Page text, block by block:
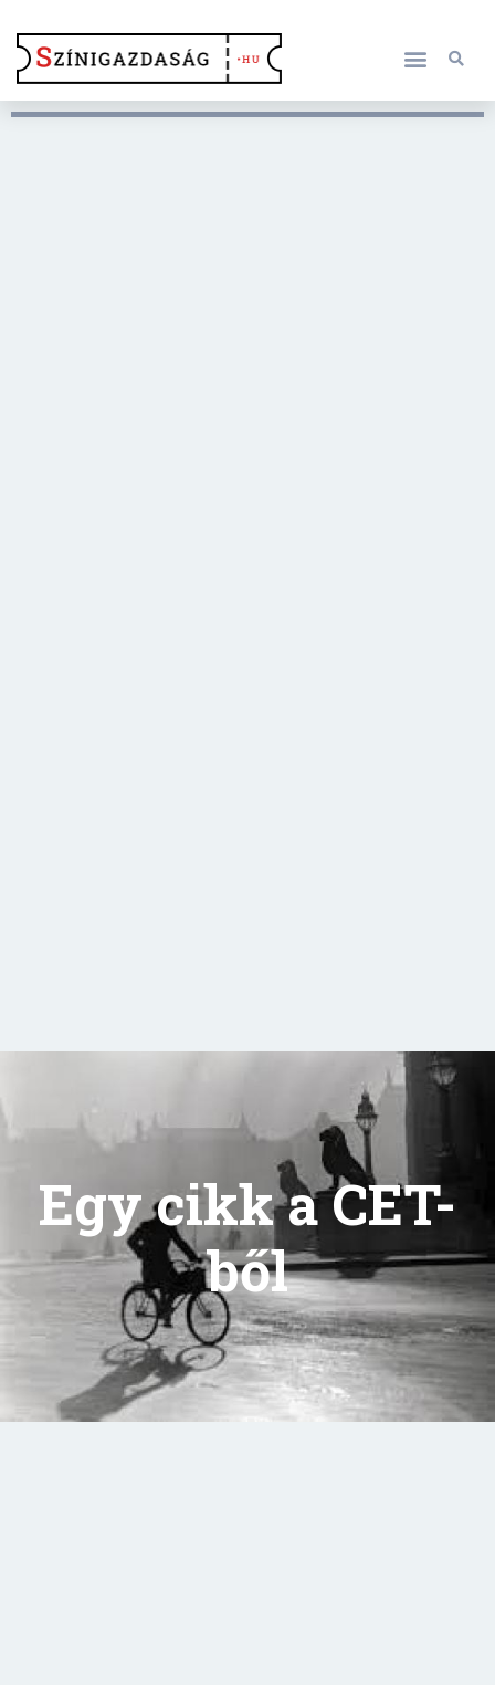
Egy cikk a CET-
ből